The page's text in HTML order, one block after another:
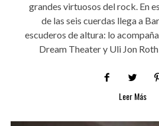
grandes virtuosos del rock. En
de las seis cuerdas llega a
escuderos de altura: lo
Dream Theater y Uli Jon
Leer Más